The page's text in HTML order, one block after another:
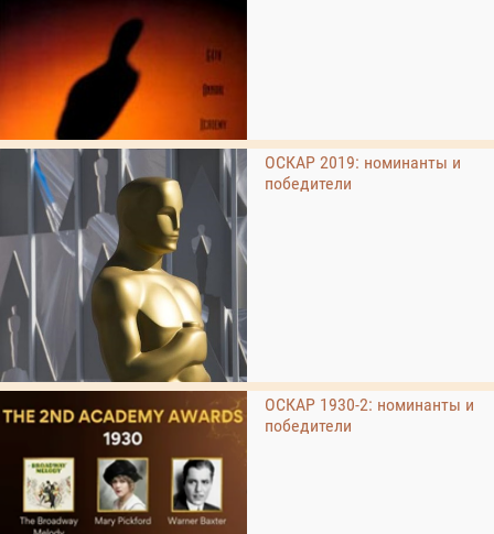
ОСКАР 2019: номинанты и
победители
ОСКАР 1930-2: номинанты и
победители